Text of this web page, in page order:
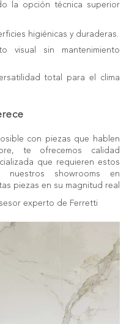
la opción técnica superior
higiénicas y duraderas.
visual sin mantenimiento
total para el clima
con piezas que hablen
, te ofrecemos calidad
que requieren estos
nuestros showrooms en
piezas en su magnitud real
experto de Ferretti